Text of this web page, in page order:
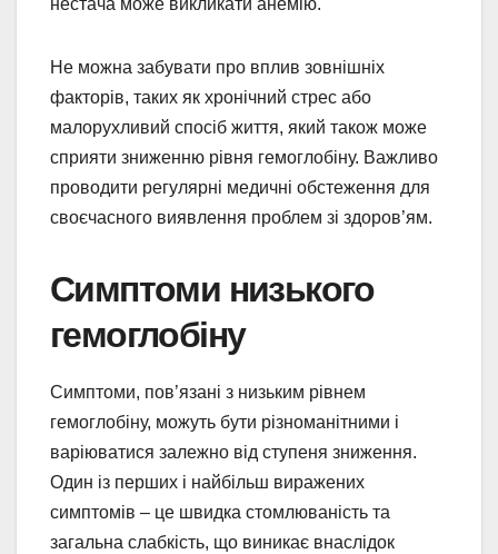
нестача може викликати анемію.
Не можна забувати про вплив зовнішніх
факторів, таких як хронічний стрес або
малорухливий спосіб життя, який також може
сприяти зниженню рівня гемоглобіну. Важливо
проводити регулярні медичні обстеження для
своєчасного виявлення проблем зі здоров’ям.
Симптоми низького
гемоглобіну
Симптоми, пов’язані з низьким рівнем
гемоглобіну, можуть бути різноманітними і
варіюватися залежно від ступеня зниження.
Один із перших і найбільш виражених
симптомів – це швидка стомлюваність та
загальна слабкість, що виникає внаслідок